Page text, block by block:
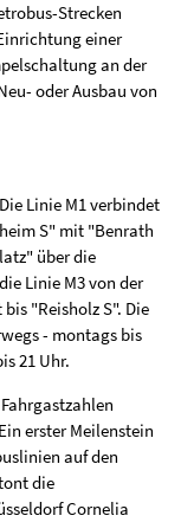
Strecken
einer
an der
oder Ausbau von
Linie M1 verbindet
S" mit "Benrath
über die
Linie M3 von der
"Reisholz S". Die
- montags bis
21 Uhr.
erster Meilenstein
auf den
die
Cornelia